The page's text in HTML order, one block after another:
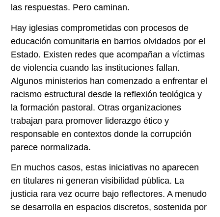
las respuestas. Pero caminan.
Hay iglesias comprometidas con procesos de
educación comunitaria en barrios olvidados por el
Estado. Existen redes que acompañan a víctimas
de violencia cuando las instituciones fallan.
Algunos ministerios han comenzado a enfrentar el
racismo estructural desde la reflexión teológica y
la formación pastoral. Otras organizaciones
trabajan para promover liderazgo ético y
responsable en contextos donde la corrupción
parece normalizada.
En muchos casos, estas iniciativas no aparecen
en titulares ni generan visibilidad pública. La
justicia rara vez ocurre bajo reflectores. A menudo
se desarrolla en espacios discretos, sostenida por